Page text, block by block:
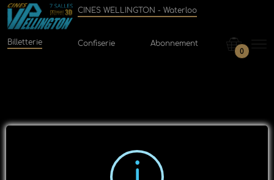
CINES WELLINGTON - Waterloo
Billetterie Confiserie Abonnement
0